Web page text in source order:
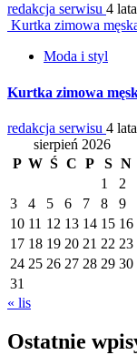
redakcja serwisu 4
Kurtka zimowa
Moda i styl
Kurtka zimowa
redakcja serwisu 4
sierpień 2026
P W Ś C P S N
1
2
3
4 5 6 7 8
9
10 11 12 13 14 15 16
17 18 19 20 21 22 23
24 25 26 27 28 29 30
31
« lis
Ostatnie